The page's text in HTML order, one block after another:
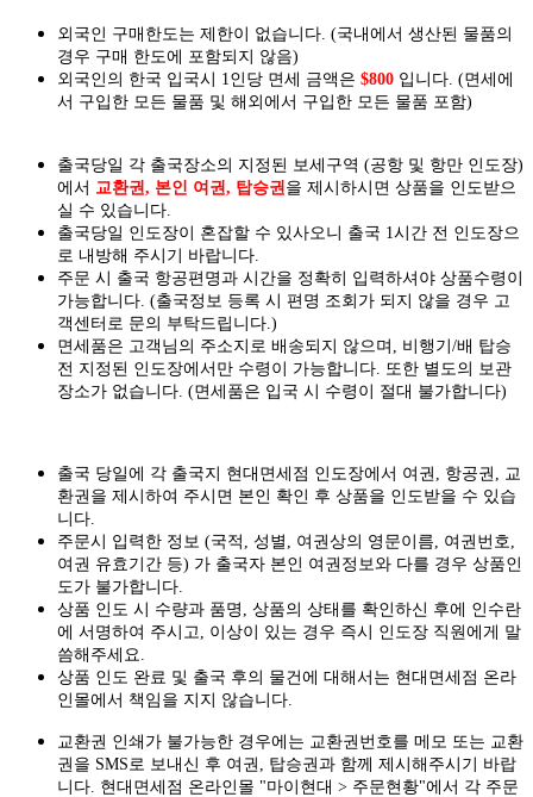
외국인 구매한도는 제한이 없습니다. (국내에서 생산된 물품의
경우 구매 한도에 포함되지 않음)
외국인의 한국 입국시 1인당 면세 금액은 $800 입니다. (면세에
서 구입한 모든 물품 및 해외에서 구입한 모든 물품 포함)
출국당일 각 출국장소의 지정된 보세구역 (공항 및 항만 인도장)
에서 교환권, 본인 여권, 탑승권 을 제시하시면 상품을 인도 받으
실 수 있습니다.
출국당일 인도장이 혼잡할 수 있사오니 출국 1시간 전 인도장으
로 내방해 주시기 바랍니다.
주문 시 출국 항공편명과 시간을 정확히 입력하셔야 상품수령이
가능합니다. (출국정보 등록 시 편명 조회가 되지 않을 경우 고
객센터로 문의 부탁드립니다.)
면세품은 고객님의 주소지로 배송되지 않으며, 비행기/배 탑승
전 지정된 인도장에서만 수령이 가능합니다. 또한 별도의 보관
장소가 없습니다. (면세품은 입국 시 수령이 절대 불가합니다)
출국 당일에 각 출국지 현대면세점 인도장에서 여권, 항공권, 교
환권을 제시하여 주시면 본인 확인 후 상품을 인도받을 수 있습
니다.
주문시 입력한 정보 (국적, 성별, 여권상의 영문이름, 여권번호,
여권 유효기간 등) 가 출국자 본인 여권정보와 다를 경우 상품인
도가 불가합니다.
상품 인도 시 수량과 품명, 상품의 상태를 확인하신 후에 인수란
에 서명하여 주시고, 이상이 있는 경우 즉시 인도장 직원에게 말
씀해주세요.
상품 인도 완료 및 출국 후의 물건에 대해서는 현대면세점 온라
인몰에서 책임을 지지 않습니다.
교환권 인쇄가 불가능한 경우에는 교환권번호를 메모 또는 교환
권을 SMS로 보내신 후 여권, 탑승권과 함께 제시해주시기 바랍
니다. 현대면세점 온라인몰 "마이현대 > 주문현황"에서 각 주문